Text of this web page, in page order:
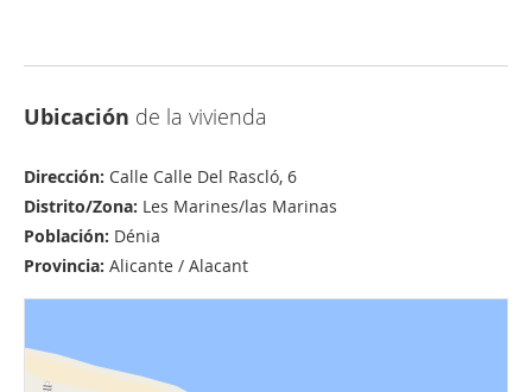
Ubicación de la vivienda
Dirección: Calle Calle Del Rascló, 6
Distrito/Zona: Les Marines/las Marinas
Población: Dénia
Provincia: Alicante / Alacant